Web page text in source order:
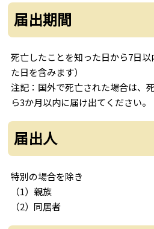
届出期間
死亡したことを知った日から7日
た日を含みます）
注記：国外で死亡された場合は、
ら3か月以内に届け出てください。
届出人
特別の場合を除き
（1）親族
（2）同居者